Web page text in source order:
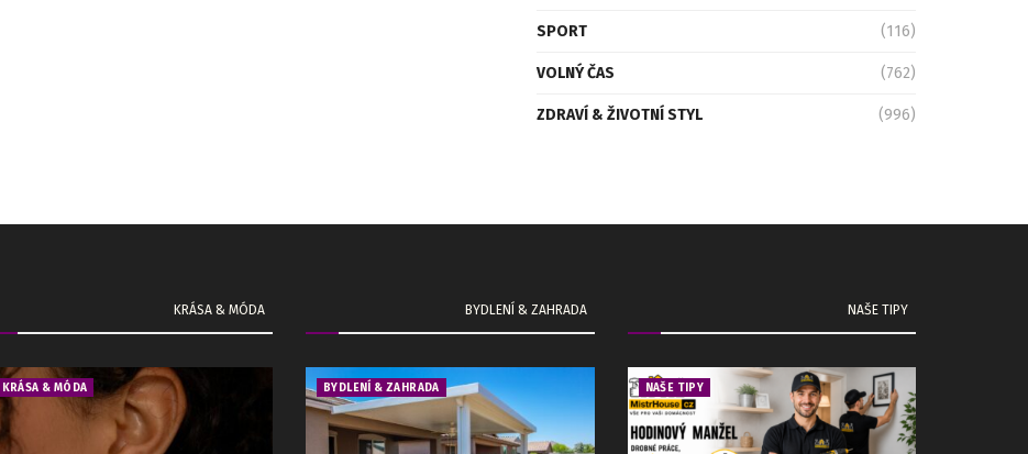
SPORT (116)
VOLNÝ ČAS (762)
ZDRAVÍ & ŽIVOTNÍ STYL (996)
KRÁSA & MÓDA
KRÁSA & MÓDA
BYDLENÍ & ZAHRADA
BYDLENÍ & ZAHRADA
NAŠE TIPY
NAŠE TIPY